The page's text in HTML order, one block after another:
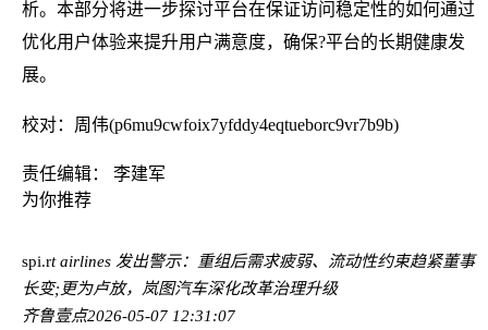
析。本部分将进一步探讨平台在保证访问稳定性的如何通过
优化用户体验来提升用户满意度，确保?平台的长期健康发
展。
校对：周伟(p6mu9cwfoix7yfddy4eqtueborc9vr7b9b)
责任编辑： 李建军
为你推荐
spi.rt airlines 发出警示：重组后需求疲弱、流动性约束趋紧董事
长变;更为卢放，岚图汽车深化改革治理升级
齐鲁壹点2026-05-07 12:31:07